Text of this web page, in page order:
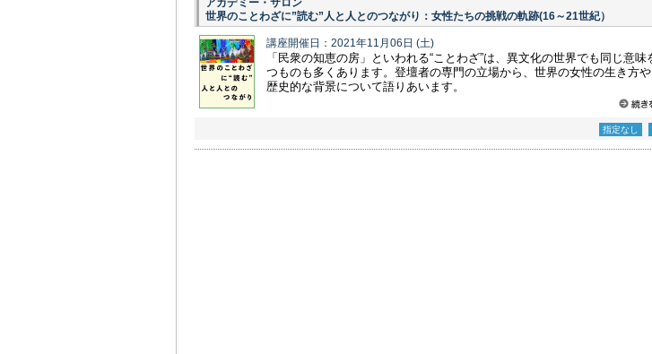
アカデミー・サロン
世界のことわざに”読む”人と人とのつながり：女性たちの挑戦の軌跡(16～21世紀）
講座開催日：2021年11月06日 (土)
「民衆の知恵の房」といわれる“ことわざ”は、異文化の世界でも同じ意味
つものも多くあります。登壇者の専門の立場から、世界の女性の生き方
歴史的な背景について語りあいます。
指定なし